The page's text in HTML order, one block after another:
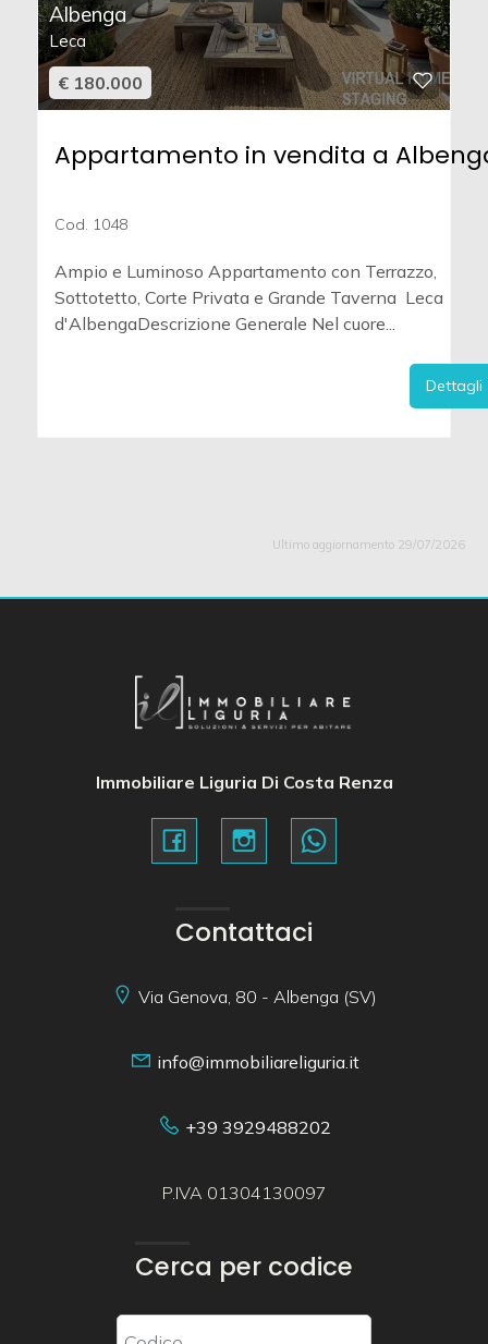
Albenga
Leca
€ 180.000
Appartamento in vendita a
Cod. 1048
Ampio e Luminoso Appartamento con Terrazzo,
Sottotetto, Corte Privata e Grande Taverna  Leca
d'AlbengaDescrizione Generale Nel cuore...
Dettagli
Ultimo aggiornamento 29/07/2026
Immobiliare Liguria Di Costa Renza
Contattaci
Via Genova, 80 - Albenga (SV)
info@immobiliareliguria.it
+39 3929488202
P.IVA 01304130097
Cerca per codice